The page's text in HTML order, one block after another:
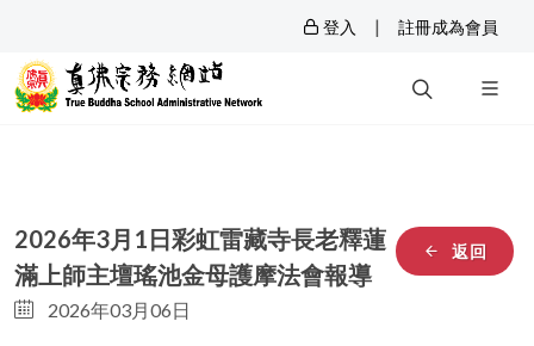
登入 | 註冊成為會員
返回
2026年3月1日彩虹雷藏寺長老釋蓮
滿上師主壇瑤池金母護摩法會報導
2026年03月06日